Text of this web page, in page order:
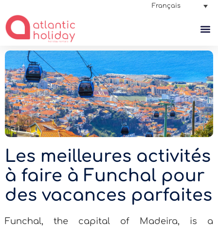
Français
Les meilleures activités
à faire à Funchal pour
des vacances parfaites
Funchal, the capital of Madeira, is a